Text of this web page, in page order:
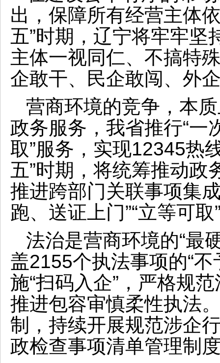
出，保障所有经营主体
五”时期，辽宁将牢牢坚
主体一视同仁、不搞特
企敢干、民企敢闯、外
营商环境的竞争，本
政务服务，我省推行“一
取”服务，实现12345热
五”时期，将统筹推动政
推进跨部门关联事项集
跑、送证上门”“立等可
法治是营商环境的“最
盖2155个执法事项的“
施“扫码入企”，严格规
推进包容审慎柔性执法
制，持续开展规范涉企
政检查事项清单管理制